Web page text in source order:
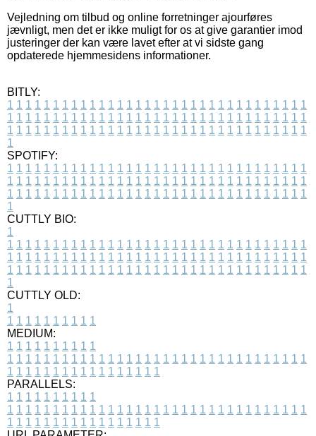
Vejledning om tilbud og online forretninger ajourføres
jævnligt, men det er ikke muligt for os at give garantier imod
justeringer der kan være lavet efter at vi sidste gang
opdaterede hjemmesidens informationer.
BITLY:
1 1 1 1 1 1 1 1 1 1 1 1 1 1 1 1 1 1 1 1 1 1 1 1 1 1 1 1 1 1 1 1 1
1 1 1 1 1 1 1 1 1 1 1 1 1 1 1 1 1 1 1 1 1 1 1 1 1 1 1 1 1 1 1 1 1
1 1 1 1 1 1 1 1 1 1 1 1 1 1 1 1 1 1 1 1 1 1 1 1 1 1 1 1 1 1 1 1 1
1
SPOTIFY:
1 1 1 1 1 1 1 1 1 1 1 1 1 1 1 1 1 1 1 1 1 1 1 1 1 1 1 1 1 1 1 1 1
1 1 1 1 1 1 1 1 1 1 1 1 1 1 1 1 1 1 1 1 1 1 1 1 1 1 1 1 1 1 1 1 1
1 1 1 1 1 1 1 1 1 1 1 1 1 1 1 1 1 1 1 1 1 1 1 1 1 1 1 1 1 1 1 1 1
1
CUTTLY BIO:
1
1 1 1 1 1 1 1 1 1 1 1 1 1 1 1 1 1 1 1 1 1 1 1 1 1 1 1 1 1 1 1 1 1
1 1 1 1 1 1 1 1 1 1 1 1 1 1 1 1 1 1 1 1 1 1 1 1 1 1 1 1 1 1 1 1 1
1 1 1 1 1 1 1 1 1 1 1 1 1 1 1 1 1 1 1 1 1 1 1 1 1 1 1 1 1 1 1 1 1
1
CUTTLY OLD:
1
1 1 1 1 1 1 1 1 1 1
MEDIUM:
1 1 1 1 1 1 1 1 1 1
1 1 1 1 1 1 1 1 1 1 1 1 1 1 1 1 1 1 1 1 1 1 1 1 1 1 1 1 1 1 1 1 1
1 1 1 1 1 1 1 1 1 1 1 1 1 1 1 1 1
PARALLELS:
1 1 1 1 1 1 1 1 1 1
1 1 1 1 1 1 1 1 1 1 1 1 1 1 1 1 1 1 1 1 1 1 1 1 1 1 1 1 1 1 1 1 1
1 1 1 1 1 1 1 1 1 1 1 1 1 1 1 1 1